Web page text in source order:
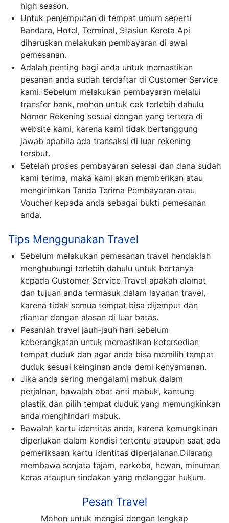
high season.
Untuk penjemputan di tempat umum seperti
Bandara, Hotel, Terminal, Stasiun Kereta Api
diharuskan melakukan pembayaran di awal
pemesanan.
Adalah penting bagi anda untuk memastikan
pesanan anda sudah terdaftar di Customer Service
kami. Sebelum melakukan pembayaran melalui
transfer bank, mohon untuk cek terlebih dahulu
Nomor Rekening sesuai dengan yang tertera di
website kami, karena kami tidak bertanggung
jawab apabila ada transaksi di luar rekening
tersbut.
Setelah proses pembayaran selesai dan dana sudah
kami terima, maka kami akan memberikan atau
mengirimkan Tanda Terima Pembayaran atau
Voucher kepada anda sebagai bukti pemesanan
anda.
Tips Menggunakan Travel
Sebelum melakukan pemesanan travel hendaklah
menghubungi terlebih dahulu untuk bertanya
kepada Customer Service Travel apakah alamat
dan tujuan anda termasuk dalam layanan travel,
karena tidak semua tempat bisa dijemput dan
diantar dengan alasan di luar batas.
Pesanlah travel jauh-jauh hari sebelum
keberangkatan untuk memastikan ketersedian
tempat duduk dan agar anda bisa memilih tempat
duduk sesuai keinginan anda demi kenyamanan.
Jika anda sering mengalami mabuk dalam
perjalnan, bawalah obat anti mabuk, kantung
plastik dan pilih tempat duduk yang memungkinkan
anda menghindari mabuk.
Bawalah kartu identitas anda, karena kemungkinan
diperlukan dalam kondisi tertentu ataupun saat ada
pemeriksaan kartu identitas diperjalanan.Dilarang
membawa senjata tajam, narkoba, hewan, minuman
keras ataupun tindakan yang melanggar hukum.
Pesan Travel
Mohon untuk mengisi dengan lengkap